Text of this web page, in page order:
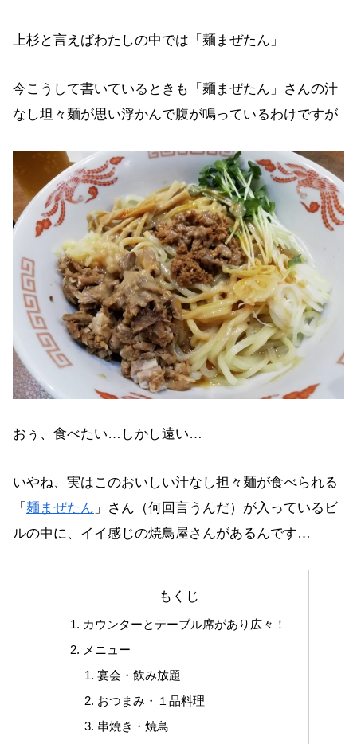
上杉と言えばわたしの中では「麺まぜたん」
今こうして書いているときも「麺まぜたん」さんの汁
なし坦々麺が思い浮かんで腹が鳴っているわけですが
おぅ、食べたい…しかし遠い…
いやね、実はこのおいしい汁なし担々麺が食べられる
「 麺まぜたん 」さん（何回言うんだ）が入っているビ
ルの中に、イイ感じの焼鳥屋さんがあるんです…
もくじ
カウンターとテーブル席があり広々！
メニュー
宴会・飲み放題
おつまみ・１品料理
串焼き・焼鳥